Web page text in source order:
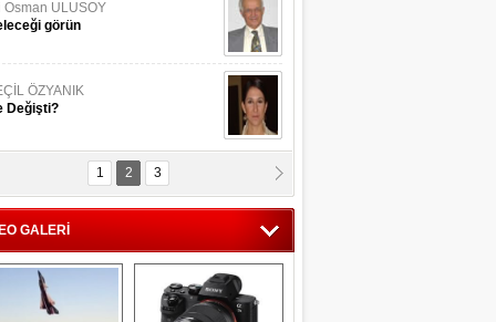
Osman ULUSOY
görün
ÖZYANIK
Değişti?
KÖYATASI
Vatan !
1 2 3
GALERİ